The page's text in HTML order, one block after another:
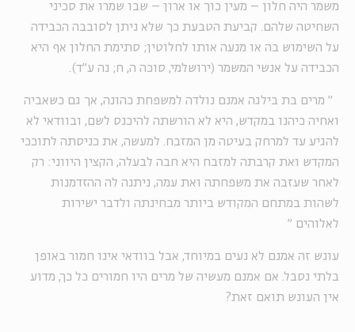
משמר היה חלון – מעין כוך או ארון – שבו שמרו את סכיני
השחיטה שלהם. קביעת הטבעת כך שלא ניתן לסובבה הכבידה
על השימוש בה או מנעה אותו לחלוטין; סתימת החלון אף היא
הכבידה על אנשי המשמר (ירושלמי, סוכה ה, ח; נה ע"ד).
" מרים בת בילגה אמנם נולדה למשפחת כהונה, אך גם כשאביה
ואחיה כיהנו במקדש, היא לא הורשתה להיכנס לשם, ובוודאי לא
להגיע עד למרחק בעיטה מן המזבח. למעשה, את כניסתה לתוככי
המקדש ואת קרבתה למזבח היא חבה לבעלה, הקצין היווני: רק
לאחר שעזבה את משפחתה ואת עמה, ניתנה לה ההזדמנות
לשהות במתחם המקודש ביותר מבחינתה ולדבר ישירות
לאלוהים "
עונש זה אמנם לא נעים במיוחד, אבל בוודאי אינו חמור באופן
בלתי נסבל. אם אמנם מעשיה של מרים היו חמורים כל כך, מדוע
אין העונש תואם זאת?